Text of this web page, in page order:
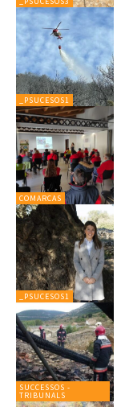
_PSUCESOS1
COMARCAS
_PSUCESOS1
SUCCESSOS -
TRIBUNALS